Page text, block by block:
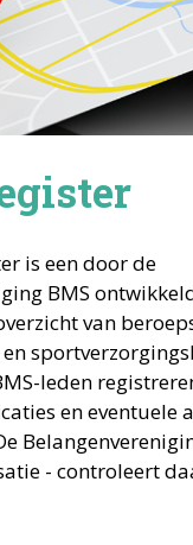
is een door de
BMS
van
leden
en eventuele
- controleert